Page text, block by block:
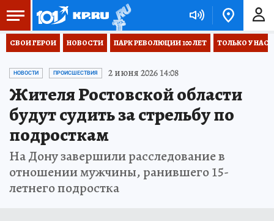
СВОИ ГЕРОИ НОВОСТИ ПАРК РЕВОЛЮЦИИ 100 ЛЕТ ТОЛЬКО У НАС
НОВОСТИ ПРОИСШЕСТВИЯ 2 июня 2026 14:08
Жителя Ростовской области
будут судить за стрельбу по
подросткам
На Дону завершили расследование в
отношении мужчины, ранившего 15-
летнего подростка